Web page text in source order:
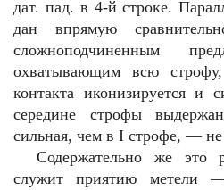
дат. пад. в 4-й строке.
дан впрямую
сложноподчиненным
охватывающим всю
контакта иконизируется и
середине строфы
сильная, чем в I строфе, — не
Содержательно же это
служит приятию метели —